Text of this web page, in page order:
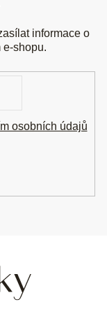
informace o
e-shopu.
osobních údajů